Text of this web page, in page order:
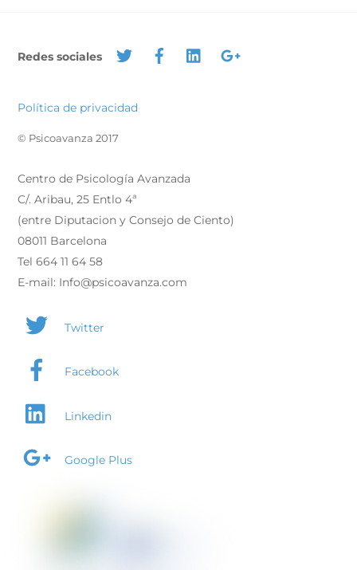
Redes sociales
Política de privacidad
© Psicoavanza 2017
Centro de Psicología Avanzada
C/. Aribau, 25 Entlo 4ª
(entre Diputacion y Consejo de Ciento)
08011 Barcelona
Tel 664 11 64 58
E-mail: Info@psicoavanza.com
Twitter
Facebook
Linkedin
Google Plus